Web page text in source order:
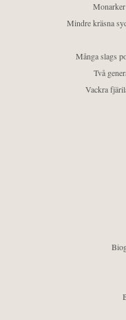
Mindre kräsna
Många slags
Två
Vackra